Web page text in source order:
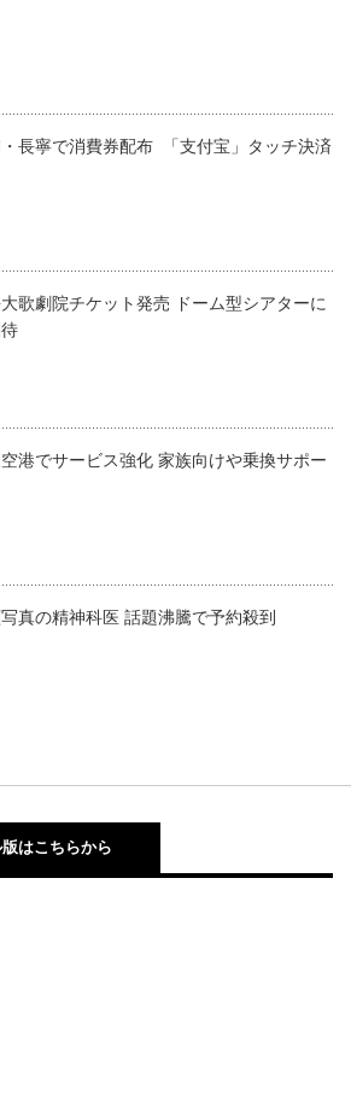
長寧で消費券配布 「支付宝」タッチ決済
大歌劇院チケット発売 ドーム型シアターに
港でサービス強化 家族向けや乗換サポー
真の精神科医 話題沸騰で予約殺到
はこちらから